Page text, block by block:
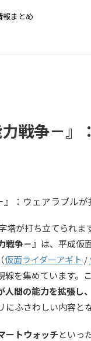
報まとめ
力戦争－
塔が打ち立てられ
戦争－』 は、平成仮
仮面ライダーアギト /
線を集めています。
人間の能力を拡張し
ふさわしい内容と
ートウォッチといっ